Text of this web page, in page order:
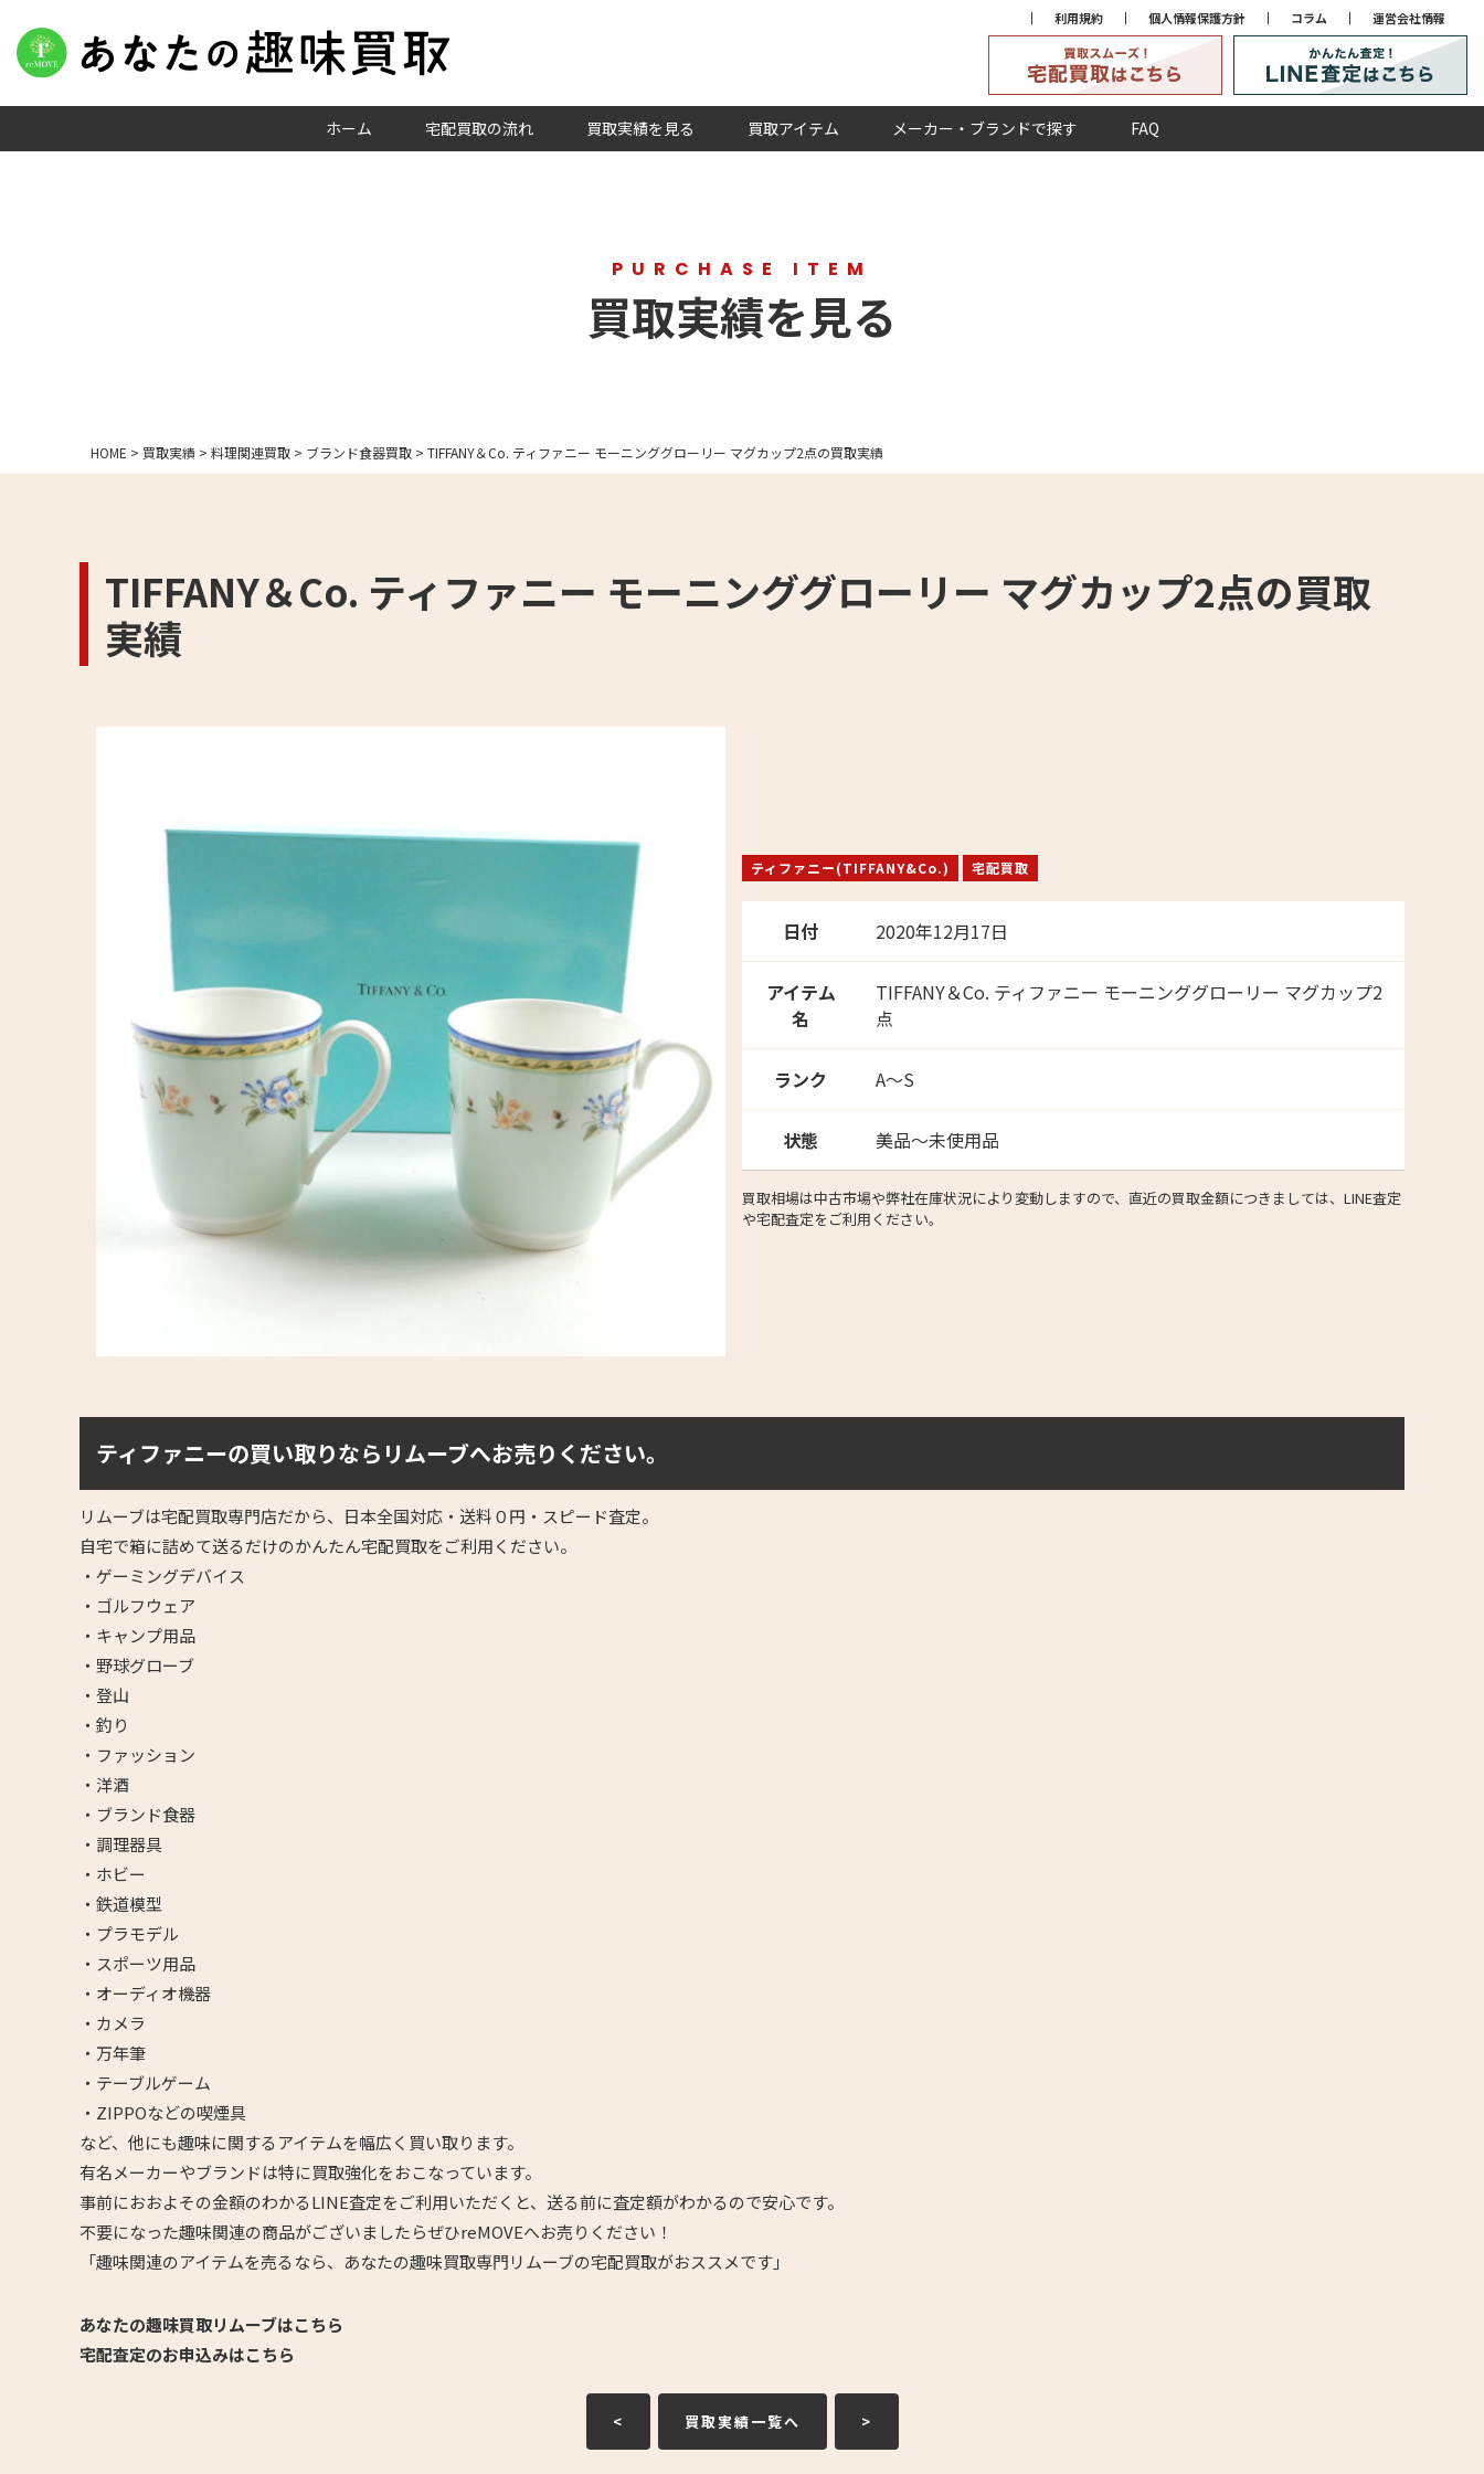
利用規約 個人情報保護方針 コラム 運営会社情報
ホーム 宅配買取の流れ 買取実績を見る 買取アイテム メーカー・ブランドで探す FAQ
PURCHASE ITEM
買取実績を見る
HOME > 買取実績 > 料理関連買取 > ブランド食器買取 > TIFFANY＆Co. ティファニー モーニンググローリー マグカップ2点の買取実績
TIFFANY＆Co. ティファニー モーニンググローリー マグカップ2点の買取
実績
ティファニー(TIFFANY&Co.) 宅配買取
日付 2020年12月17日
アイテム
名
TIFFANY＆Co. ティファニー モーニンググローリー マグカップ2
点
ランク A～S
状態 美品～未使用品
買取相場は中古市場や弊社在庫状況により変動しますので、直近の買取金額につきましては、LINE査定
や宅配査定をご利用ください。
ティファニーの買い取りならリムーブへお売りください。
リムーブは宅配買取専門店だから、日本全国対応・送料０円・スピード査定。
自宅で箱に詰めて送るだけのかんたん宅配買取をご利用ください。
・ゲーミングデバイス
・ゴルフウェア
・キャンプ用品
・野球グローブ
・登山
・釣り
・ファッション
・洋酒
・ブランド食器
・調理器具
・ホビー
・鉄道模型
・プラモデル
・スポーツ用品
・オーディオ機器
・カメラ
・万年筆
・テーブルゲーム
・ZIPPOなどの喫煙具
など、他にも趣味に関するアイテムを幅広く買い取ります。
有名メーカーやブランドは特に買取強化をおこなっています。
事前におおよその金額のわかるLINE査定をご利用いただくと、送る前に査定額がわかるので安心です。
不要になった趣味関連の商品がございましたらぜひreMOVEへお売りください！
「趣味関連のアイテムを売るなら、あなたの趣味買取専門リムーブの宅配買取がおススメです」
あなたの趣味買取リムーブはこちら
宅配査定のお申込みはこちら
< 買取実績一覧へ >